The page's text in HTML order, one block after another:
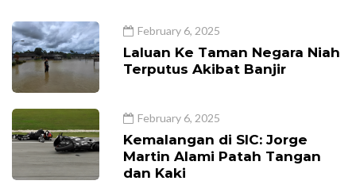
February 6, 2025
Laluan Ke Taman Negara Niah
Terputus Akibat Banjir
February 6, 2025
Kemalangan di SIC: Jorge
Martin Alami Patah Tangan
dan Kaki